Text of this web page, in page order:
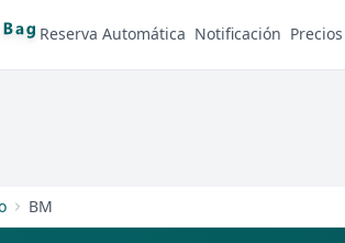
Reserva Automática Notificación Precios
BM